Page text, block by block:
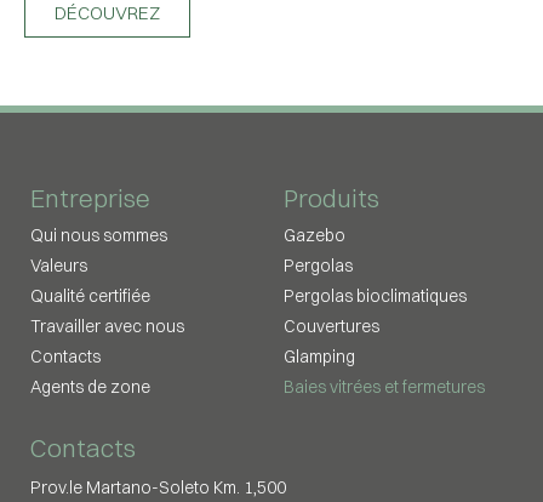
DÉCOUVREZ
Entreprise
Qui nous sommes
Valeurs
Qualité certifiée
Travailler avec nous
Contacts
Agents de zone
Produits
Gazebo
Pergolas
Pergolas bioclimatiques
Couvertures
Glamping
Baies vitrées et fermetures
Contacts
Prov.le Martano-Soleto Km. 1,500